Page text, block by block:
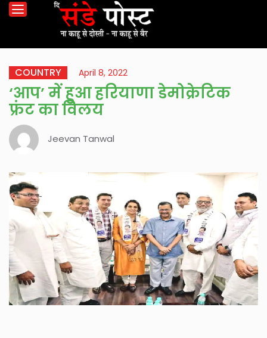
COUNTRY April 8, 2022
‘आप’ में हुआ हरियाणा डेमोक्रेटिक
फ्रंट का विलय
Jeevan Tanwal